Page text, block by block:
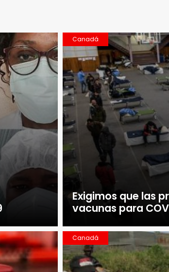
Canadá
Exigimos que las
vacunas para
Canadá